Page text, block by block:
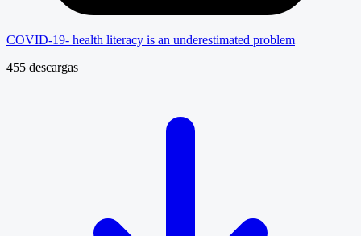
COVID-19- health literacy is an underestimated problem
455 descargas